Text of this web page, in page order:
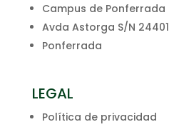
Campus de Ponferrada
Avda Astorga S/N 24401
Ponferrada
LEGAL
Política de privacidad